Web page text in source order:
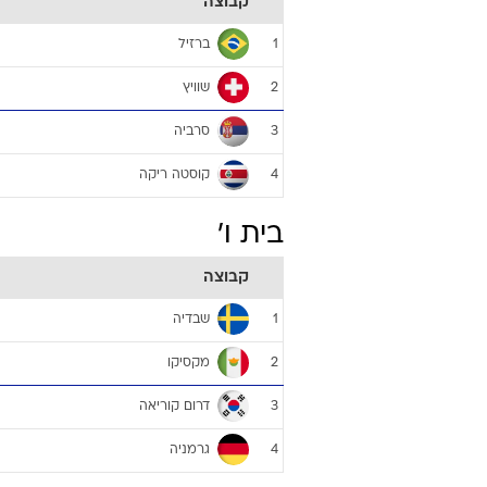
1 ברזיל
2 שוויץ
3 סרביה
4 קוסטה ריקה
בית ו'
קבוצה
1 שבדיה
2 מקסיקו
3 דרום קוריאה
4 גרמניה